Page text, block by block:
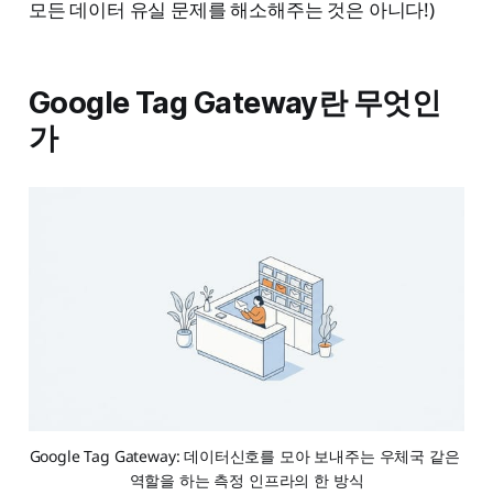
모든 데이터 유실 문제를 해소해주는 것은 아니다!)
Google Tag Gateway란 무엇인
가
Google Tag Gateway: 데이터신호를 모아 보내주는 우체국 같은
역할을 하는 측정 인프라의 한 방식